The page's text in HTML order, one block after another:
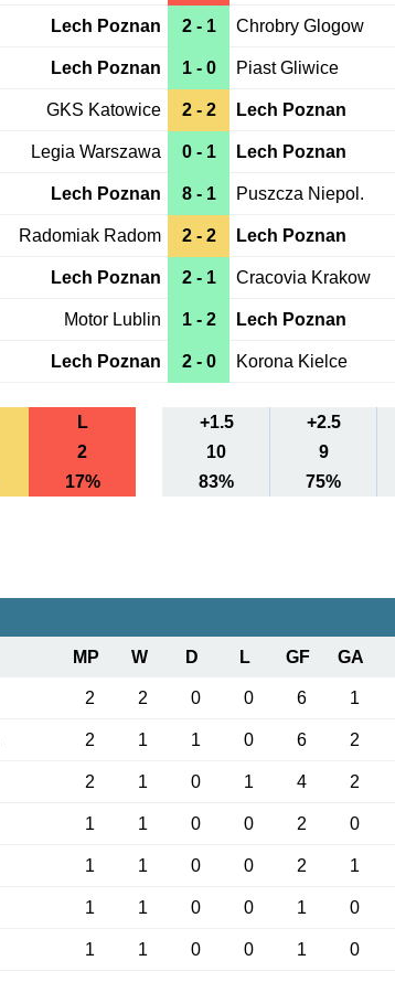
Lech Poznan 2 - 1 Chrobry Glogow
Lech Poznan 1 - 0 Piast Gliwice
GKS Katowice 2 - 2 Lech Poznan
Legia Warszawa 0 - 1 Lech Poznan
Lech Poznan 8 - 1 Puszcza Niepol.
Radomiak Radom 2 - 2 Lech Poznan
Lech Poznan 2 - 1 Cracovia Krakow
Motor Lublin 1 - 2 Lech Poznan
Lech Poznan 2 - 0 Korona Kielce
L +1.5
+2.5
2 10
9
17% 83% 75%
MP W D L GF GA
2 2 0 0 6 1
2 1 1 0 6 2
2 1 0 1 4 2
1 1 0 0 2 0
1 1 0 0 2 1
1 1 0 0 1 0
1 1 0 0 1 0